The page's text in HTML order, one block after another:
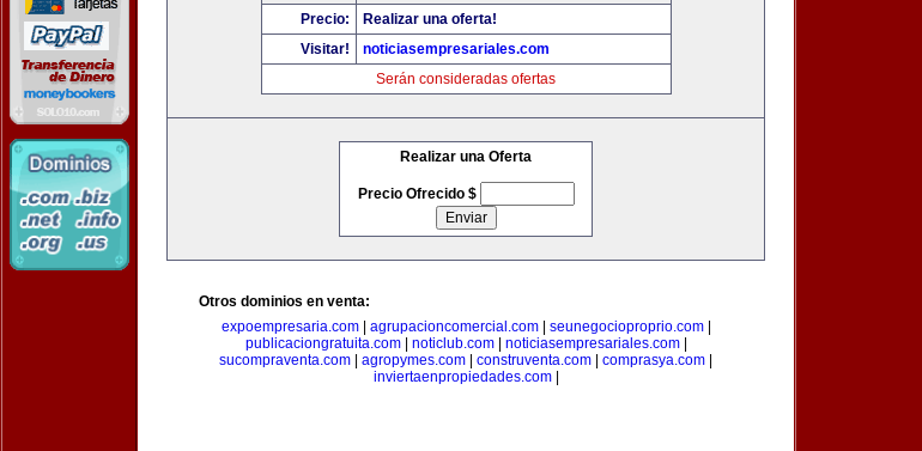
Precio:
Realizar una oferta!
Visitar!
noticiasempresariales.com
Serán consideradas ofertas
Realizar una Oferta
Precio Ofrecido $
Otros dominios en venta:
expoempresaria.com| agrupacioncomercial.com| seunegocioproprio.com|
publicaciongratuita.com| noticlub.com| noticiasempresariales.com|
sucompraventa.com
agropymes.com construventa.com comprasya.com
inviertaenpropiedades.com|